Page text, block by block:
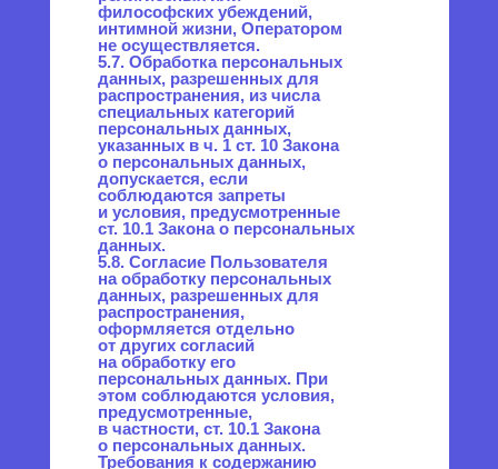
7. Цели обработки
персональных данных
7.1. Цель обработки
персональных данных
Пользователя:
— информирование
Пользователя посредством
отправки электронных писем;
— предоставление доступа
Пользователю к сервисам,
информации и/или
материалам, содержащимся
на веб-сайте
promo.positron.pro.
7.2. Также Оператор имеет
право направлять
Пользователю уведомления
о новых продуктах и услугах,
специальных предложениях
и различных событиях.
Пользователь всегда может
отказаться от получения
информационных сообщений,
направив Оператору письмо
на адрес электронной почты
info@positron.pro с пометкой
«Отказ от уведомлений
о новых продуктах и услугах
и специальных
предложениях».
7.3. Обезличенные данные
Пользователей, собираемые
с помощью сервисов интернет-
статистики, служат для сбора
информации о действиях
Пользователей на сайте,
улучшения качества сайта
и его содержания.